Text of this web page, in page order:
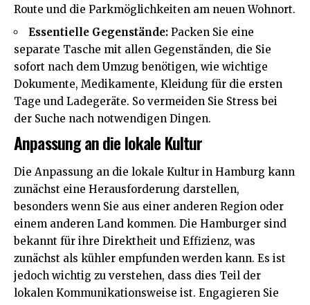
Route und die Parkmöglichkeiten am neuen Wohnort.
Essentielle Gegenstände: Packen Sie eine
separate Tasche mit allen Gegenständen, die Sie
sofort nach dem Umzug benötigen, wie wichtige
Dokumente, Medikamente, Kleidung für die ersten
Tage und Ladegeräte. So vermeiden Sie Stress bei
der Suche nach notwendigen Dingen.
Anpassung an die lokale Kultur
Die Anpassung an die lokale Kultur in Hamburg kann
zunächst eine Herausforderung darstellen,
besonders wenn Sie aus einer anderen Region oder
einem anderen Land kommen. Die Hamburger sind
bekannt für ihre Direktheit und Effizienz, was
zunächst als kühler empfunden werden kann. Es ist
jedoch wichtig zu verstehen, dass dies Teil der
lokalen Kommunikationsweise ist. Engagieren Sie